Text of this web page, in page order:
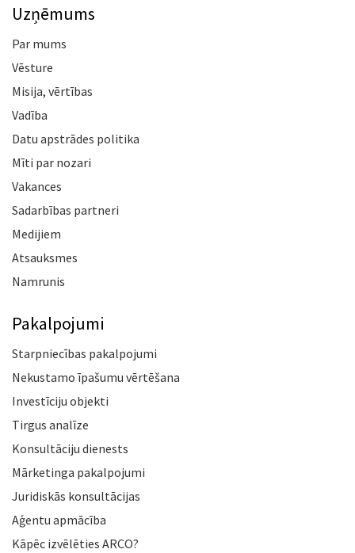
Uzņēmums
Par mums
Vēsture
Misija, vērtības
Vadība
Datu apstrādes politika
Mīti par nozari
Vakances
Sadarbības partneri
Medijiem
Atsauksmes
Namrunis
Pakalpojumi
Starpniecības pakalpojumi
Nekustamo īpašumu vērtēšana
Investīciju objekti
Tirgus analīze
Konsultāciju dienests
Mārketinga pakalpojumi
Juridiskās konsultācijas
Aģentu apmācība
Kāpēc izvēlēties ARCO?